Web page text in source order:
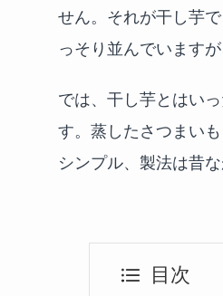
せん。それが干し芋
っそり並んでいます
では、干し芋とはい
す。蒸したさつまい
シンプル、製法は昔
目次